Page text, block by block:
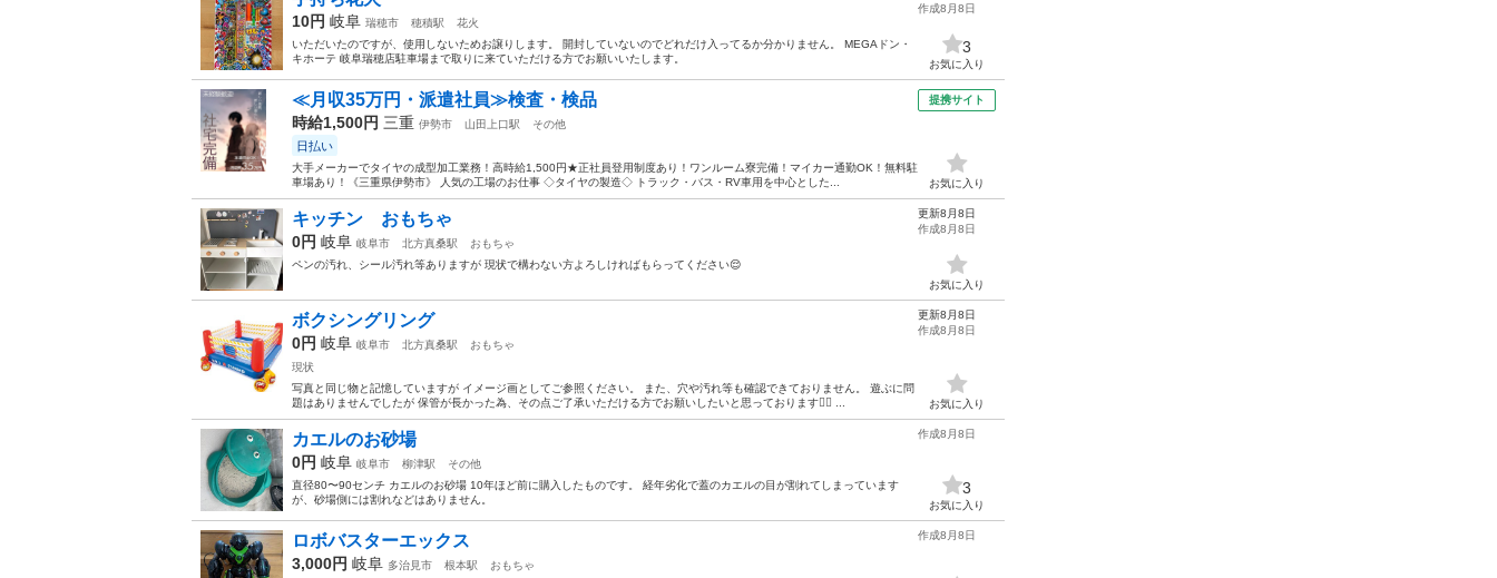
10円 岐阜 瑞穂市 穂積駅
花火
いただいたのですが、使用しないためお譲りします。 開封していないのでどれだけ入ってるか分かりません。 MEGAドン・
キホーテ 岐阜瑞穂店駐車場まで取りに来ていただける方でお願いいたします。
作成8月8日
3
お気に入り
≪月収35万円・派遣社員≫検査・検品
時給1,500円 三重 伊勢市 山田上口駅 その他
日払い
大手メーカーでタイヤの成型加工業務！高時給1,500円★正社員登用制度あり！ワンルーム寮完備！マイカー通勤OK！無料駐
車場あり！《三重県伊勢市》 人気の工場のお仕事 ◇タイヤの製造◇ トラック・バス・RV車用を中心とした...
提携サイト
お気に入り
キッチン おもちゃ
0円 岐阜 岐阜市 北方真桑駅
おもちゃ
ペンの汚れ、シール汚れ等ありますが 現状で構わない方よろしければもらってください😌
更新8月8日
作成8月8日
お気に入り
ボクシングリング
0円 岐阜 岐阜市 北方真桑駅
おもちゃ
現状
写真と同じ物と記憶していますが イメージ画としてご参照ください。 また、穴や汚れ等も確認できておりません。 遊ぶに問
題はありませんでしたが 保管が長かった為、その点ご了承いただける方でお願いしたいと思っております🙇‍♀️ ...
更新8月8日
作成8月8日
お気に入り
カエルのお砂場
0円 岐阜 岐阜市 柳津駅
その他
直径80〜90センチ カエルのお砂場 10年ほど前に購入したものです。 経年劣化で蓋のカエルの目が割れてしまっています
が、砂場側には割れなどはありません。
作成8月8日
3
お気に入り
ロボバスターエックス
3,000円 岐阜 多治見市 根本駅
おもちゃ
作成8月8日